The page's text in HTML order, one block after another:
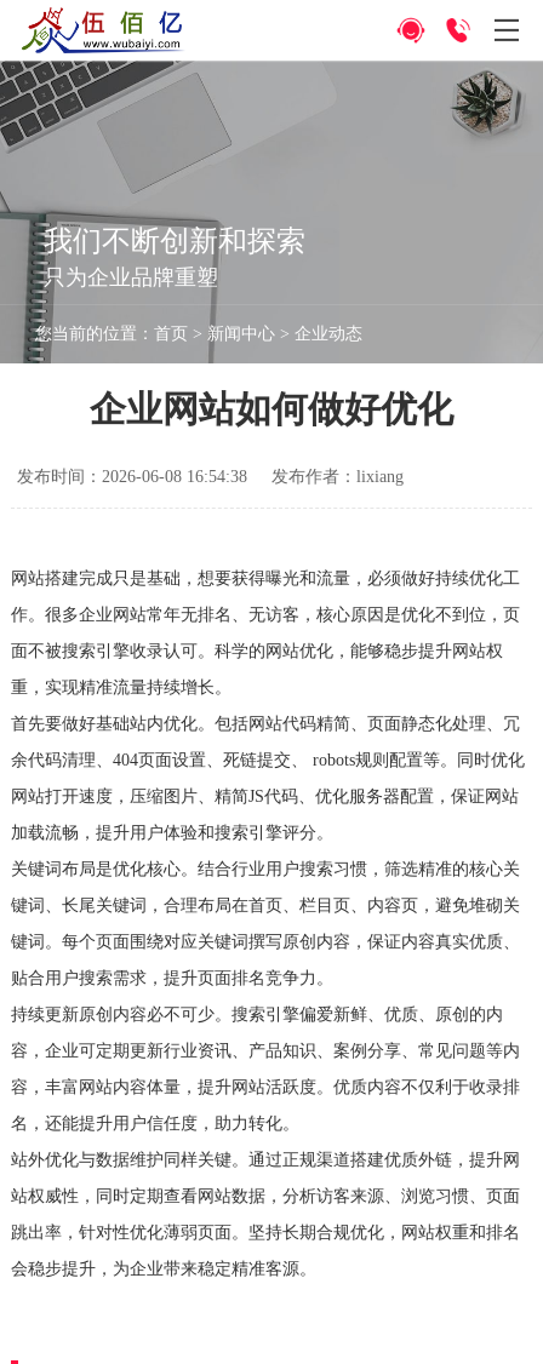
我们不断创新和探索
只为企业品牌重塑
您当前的位置：首页 > 新闻中心 >企业动态
企业网站如何做好优化
发布时间：2026-06-08 16:54:38 发布作者：lixiang
网站搭建完成只是基础，想要获得曝光和流量，必须做好持续优化工
作。很多企业网站常年无排名、无访客，核心原因是优化不到位，页
面不被搜索引擎收录认可。科学的网站优化，能够稳步提升网站权
重，实现精准流量持续增长。
首先要做好基础站内优化。包括网站代码精简、页面静态化处理、冗
余代码清理、404页面设置、死链提交、 robots规则配置等。同时优化
网站打开速度，压缩图片、精简JS代码、优化服务器配置，保证网站
加载流畅，提升用户体验和搜索引擎评分。
关键词布局是优化核心。结合行业用户搜索习惯，筛选精准的核心关
键词、长尾关键词，合理布局在首页、栏目页、内容页，避免堆砌关
键词。每个页面围绕对应关键词撰写原创内容，保证内容真实优质、
贴合用户搜索需求，提升页面排名竞争力。
持续更新原创内容必不可少。搜索引擎偏爱新鲜、优质、原创的内
容，企业可定期更新行业资讯、产品知识、案例分享、常见问题等内
容，丰富网站内容体量，提升网站活跃度。优质内容不仅利于收录排
名，还能提升用户信任度，助力转化。
站外优化与数据维护同样关键。通过正规渠道搭建优质外链，提升网
站权威性，同时定期查看网站数据，分析访客来源、浏览习惯、页面
跳出率，针对性优化薄弱页面。坚持长期合规优化，网站权重和排名
会稳步提升，为企业带来稳定精准客源。